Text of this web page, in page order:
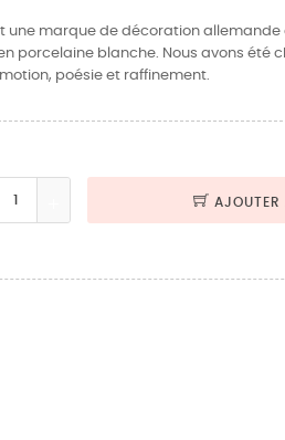
une marque de décoration
porcelaine blanche. Nous avons été
poésie et raffinement.
AJOUTER